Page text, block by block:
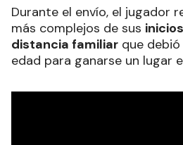
Durante el envío, el jugador
más complejos de sus
distancia familiar que
edad para ganarse un lugar